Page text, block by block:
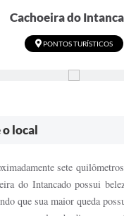
Cachoeira do
PONTOS TURÍSTICOS
o local
sete
do Intancado possui
que sua maior queda